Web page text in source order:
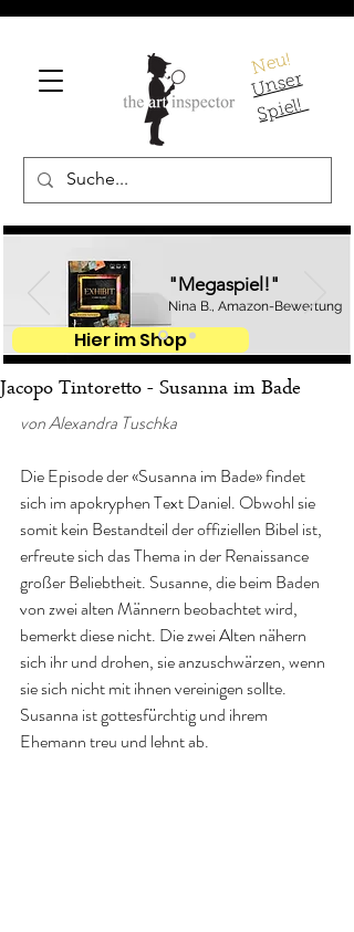
Neu!
U
ns
er
S
pi
el!
"Megaspiel!"
Nina B., Amazon-Bewertung
Hier im Shop
Jacopo Tintoretto - Susanna im Bade
von Alexandra Tuschka
Die Episode der «Susanna im Bade» findet
sich im apokryphen Text Daniel. Obwohl sie
somit kein Bestandteil der offiziellen Bibel ist,
erfreute sich das Thema in der Renaissance
großer Beliebtheit. Susanne, die beim Baden
von zwei alten Männern beobachtet wird,
bemerkt diese nicht. Die zwei Alten nähern
sich ihr und drohen, sie anzuschwärzen, wenn
sie sich nicht mit ihnen vereinigen sollte.
Susanna ist gottesfürchtig und ihrem
Ehemann treu und lehnt ab.